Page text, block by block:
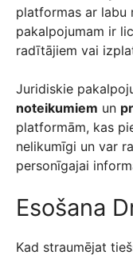
platformas ar labu
pakalpojumam ir
radītājiem vai
Juridiskie
noteikumiem un
platformām, kas
nelikumīgi un var
personīgajai
Esošana
Kad straumējat